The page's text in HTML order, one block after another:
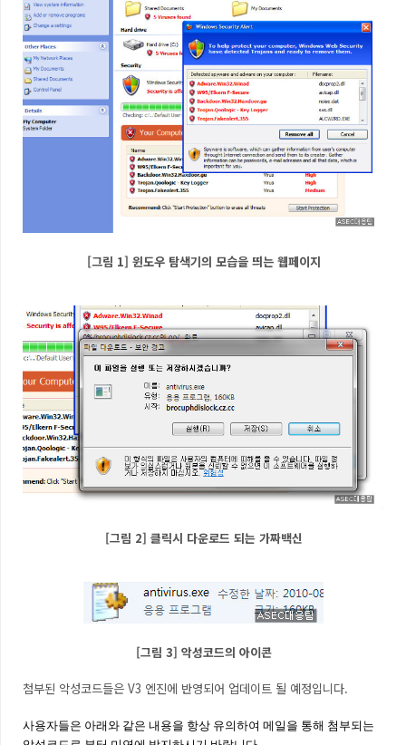
[그림 1] 윈도우 탐색기의 모습을 띄는 웹페이지
[그림 2] 클릭시 다운로드 되는 가짜백신
[그림 3] 악성코드의 아이콘
첨부된 악성코드들은 V3 엔진에 반영되어 업데이트 될 예정입니다.
사용자들은 아래와 같은 내용을 항상 유의하여 메일을 통해 첨부되는